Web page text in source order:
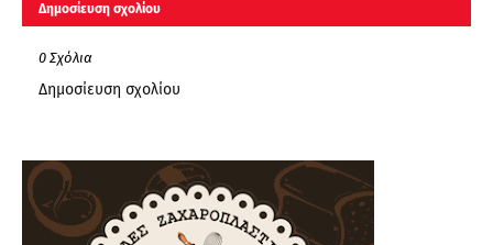
Δημοσίευση σχολίου
0 Σχόλια
Δημοσίευση σχολίου